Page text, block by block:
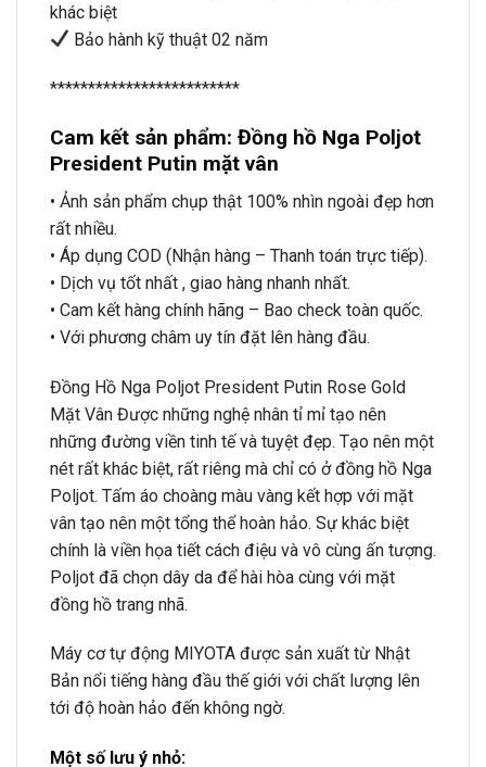
khác biệt
Bảo hành kỹ thuật 02 năm
*************************
Cam kết sản phẩm: Đồng hồ Nga Poljot
President Putin mặt vân
• Ảnh sản phẩm chụp thật 100% nhìn ngoài đẹp hơn
rất nhiều.
• Áp dụng COD (Nhận hàng – Thanh toán trực tiếp).
• Dịch vụ tốt nhất , giao hàng nhanh nhất.
• Cam kết hàng chính hãng – Bao check toàn quốc.
• Với phương châm uy tín đặt lên hàng đầu.
Đồng Hồ Nga Poljot President Putin Rose Gold
Mặt Vân Được những nghệ nhân tỉ mỉ tạo nên
những đường viền tinh tế và tuyệt đẹp. Tạo nên một
nét rất khác biệt, rất riêng mà chỉ có ở đồng hồ Nga
Poljot. Tấm áo choàng màu vàng kết hợp với mặt
vân tạo nên một tổng thể hoàn hảo. Sự khác biệt
chính là viền họa tiết cách điệu và vô cùng ấn tượng.
Poljot đã chọn dây da để hài hòa cùng với mặt
đồng hồ trang nhã.
Máy cơ tự động MIYOTA được sản xuất từ Nhật
Bản nổi tiếng hàng đầu thế giới với chất lượng lên
tới độ hoàn hảo đến không ngờ.
Một số lưu ý nhỏ: